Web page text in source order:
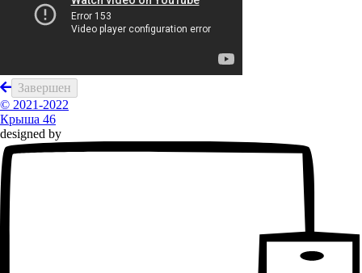
Завершен
© 2021-2022
Крыша 46
designed by